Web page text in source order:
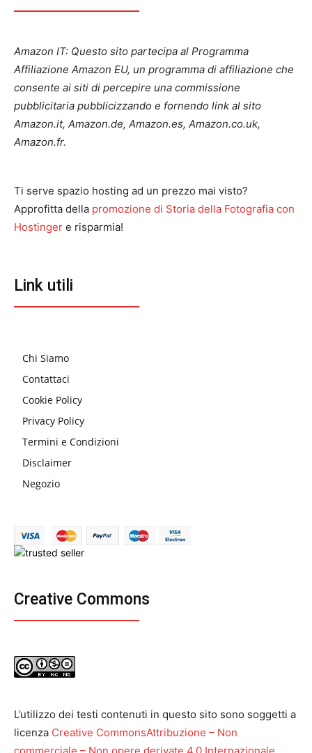
Amazon IT: Questo sito partecipa al Programma
Affiliazione Amazon EU, un programma di affiliazione che
consente ai siti di percepire una commissione
pubblicitaria pubblicizzando e fornendo link al sito
Amazon.it, Amazon.de, Amazon.es, Amazon.co.uk,
Amazon.fr.
Ti serve spazio hosting ad un prezzo mai visto?
Approfitta della promozione di Storia della Fotografia con
Hostinger e risparmia!
Link utili
Chi Siamo
Contattaci
Cookie Policy
Privacy Policy
Termini e Condizioni
Disclaimer
Negozio
Creative Commons
L’utilizzo dei testi contenuti in questo sito sono soggetti a
licenza Creative CommonsAttribuzione – Non
commerciale – Non opere derivate 4.0 Internazionale